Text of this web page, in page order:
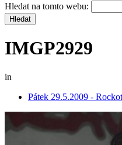
Hledat na tomto webu:
IMGP2929
in
Pátek 29.5.2009 -